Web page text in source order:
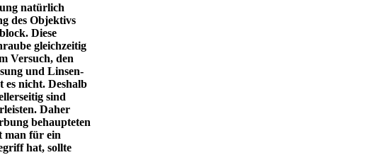
natürlich
des Objektivs
Diese
gleichzeitig
Versuch, den
und Linsen-
nicht. Deshalb
sind
Daher
behaupteten
man für ein
hat, sollte